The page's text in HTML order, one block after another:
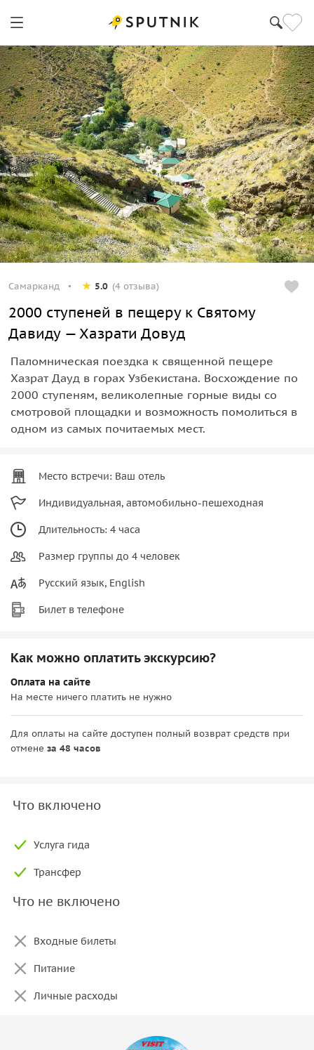
Самарканд 5.0 (4 отзыва)
2000 ступеней в пещеру к Святому
Давиду — Хазрати Довуд
Паломническая поездка к священной пещере
Хазрат Дауд в горах Узбекистана. Восхождение по
2000 ступеням, великолепные горные виды со
смотровой площадки и возможность помолиться в
одном из самых почитаемых мест.
Место встречи: Ваш отель
Индивидуальная, автомобильно-пешеходная
Длительность: 4 часа
Размер группы до 4 человек
Русский язык, English
Билет в телефоне
Как можно оплатить экскурсию?
Оплата на сайте
На месте ничего платить не нужно
Для оплаты на сайте доступен полный возврат средств при
отмене за 48 часов
Что включено
Услуга гида
Трансфер
Что не включено
Входные билеты
Питание
Личные расходы